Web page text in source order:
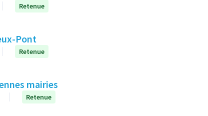
Retenue
Pont
Retenue
mairies
Retenue